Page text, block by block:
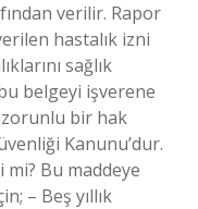
verilir. Rapor
hastalık izni
sağlık
belgeyi işverene
bir hak
Kanunu’dur.
Bu maddeye
– Beş yıllık